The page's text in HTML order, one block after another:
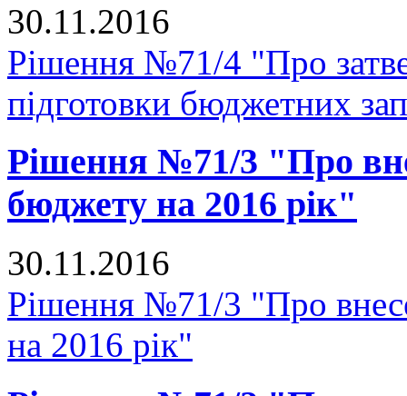
30.11.2016
Рішення №71/4 "Про
підготовки бюджетних
Рішення №71/3 "Про
бюджету на 2016 рік"
30.11.2016
Рішення №71/3 "Про
на 2016 рік"